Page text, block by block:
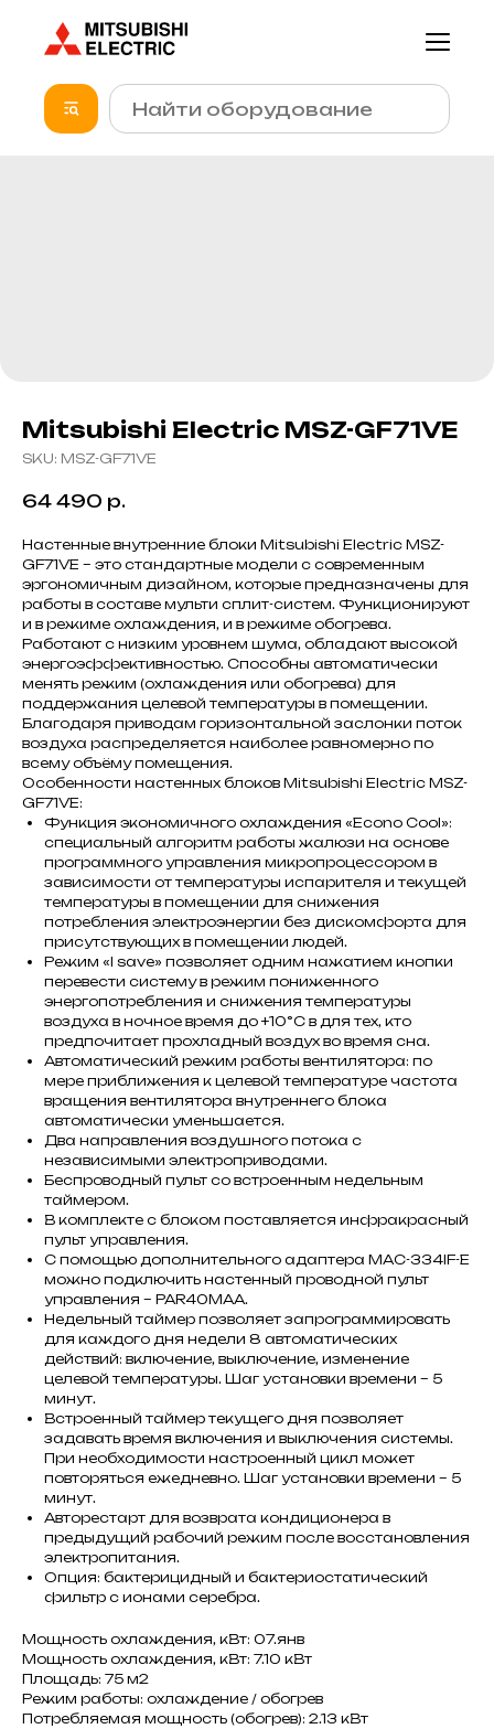
Mitsubishi Electric MSZ-GF71VE
SKU: MSZ-GF71VE
64 490 р.
Настенные внутренние блоки Mitsubishi Electric MSZ-
GF71VE – это стандартные модели с современным
эргономичным дизайном, которые предназначены для
работы в составе мульти сплит-систем. Функционируют
и в режиме охлаждения, и в режиме обогрева.
Работают с низким уровнем шума, обладают высокой
энергоэффективностью. Способны автоматически
менять режим (охлаждения или обогрева) для
поддержания целевой температуры в помещении.
Благодаря приводам горизонтальной заслонки поток
воздуха распределяется наиболее равномерно по
всему объёму помещения.
Особенности настенных блоков Mitsubishi Electric MSZ-
GF71VE:
Функция экономичного охлаждения «Econo Cool»:
специальный алгоритм работы жалюзи на основе
программного управления микропроцессором в
зависимости от температуры испарителя и текущей
температуры в помещении для снижения
потребления электроэнергии без дискомфорта для
присутствующих в помещении людей.
Режим «I save» позволяет одним нажатием кнопки
перевести систему в режим пониженного
энергопотребления и снижения температуры
воздуха в ночное время до +10°С в для тех, кто
предпочитает прохладный воздух во время сна.
Автоматический режим работы вентилятора: по
мере приближения к целевой температуре частота
вращения вентилятора внутреннего блока
автоматически уменьшается.
Два направления воздушного потока с
независимыми электроприводами.
Беспроводный пульт со встроенным недельным
таймером.
В комплекте с блоком поставляется инфракрасный
пульт управления.
С помощью дополнительного адаптера MAC-334IF-E
можно подключить настенный проводной пульт
управления – PAR40MAA.
Недельный таймер позволяет запрограммировать
для каждого дня недели 8 автоматических
действий: включение, выключение, изменение
целевой температуры. Шаг установки времени – 5
минут.
Встроенный таймер текущего дня позволяет
задавать время включения и выключения системы.
При необходимости настроенный цикл может
повторяться ежедневно. Шаг установки времени – 5
минут.
Авторестарт для возврата кондиционера в
предыдущий рабочий режим после восстановления
электропитания.
Опция: бактерицидный и бактериостатический
фильтр с ионами серебра.
Мощность охлаждения, кВт: 07.янв
Мощность охлаждения, кВт: 7.10 кВт
Площадь: 75 м2
Режим работы: охлаждение / обогрев
Потребляемая мощность (обогрев): 2.13 кВт